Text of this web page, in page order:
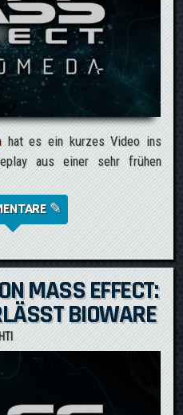
hat es ein kurzes Video ins
aus einer sehr frühen
GAMEPLAY AUS MASS
AUFGETAUCHT
✎
MASS EFFECT:
BIOWARE